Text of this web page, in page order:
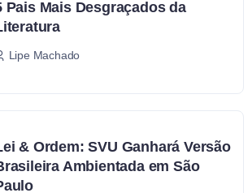
Pais Mais Desgraçados da
Lipe Machado
& Ordem: SVU Ganhará Versão
Ambientada em São